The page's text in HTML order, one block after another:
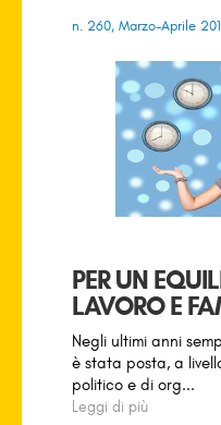
n. 260, Marzo-Aprile
PER UN
LAVORO E
Negli ultimi anni
è stata posta, a
politico e di org...
Leggi di più